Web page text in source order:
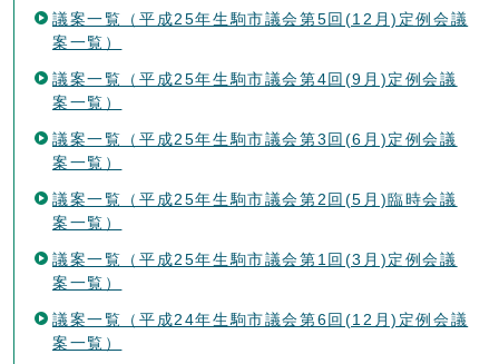
議案一覧（平成25年生駒市議会第5回(12月)定例会議
案一覧）
議案一覧（平成25年生駒市議会第4回(9月)定例会議
案一覧）
議案一覧（平成25年生駒市議会第3回(6月)定例会議
案一覧）
議案一覧（平成25年生駒市議会第2回(5月)臨時会議
案一覧）
議案一覧（平成25年生駒市議会第1回(3月)定例会議
案一覧）
議案一覧（平成24年生駒市議会第6回(12月)定例会議
案一覧）